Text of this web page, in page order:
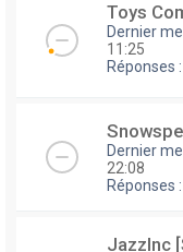
Toys
Dernier
11:25
Réponses :
Dernier
22:08
Réponses :
JazzInc